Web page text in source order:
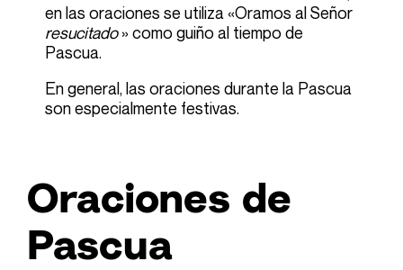
en las oraciones se utiliza «Oramos al Señor
resucitado» como guiño al tiempo de
Pascua.
En general, las oraciones durante la Pascua
son especialmente festivas.
Oraciones de
Pascua